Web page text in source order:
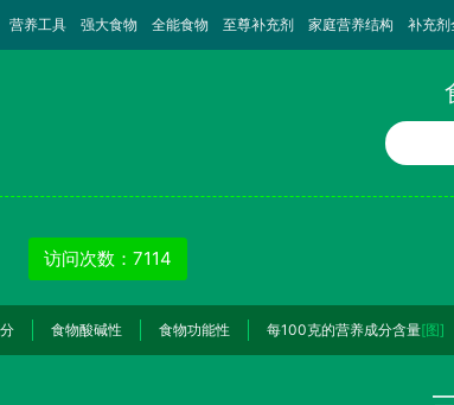
营养工具 强大食物 全能食物 至尊补充剂 家庭营养结构 补充剂
食物名称
访问次数：7114
食物酸碱性 食物功能性 每100克的营养成分含量[图]